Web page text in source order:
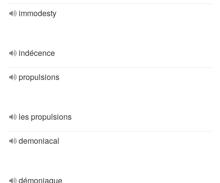
immodesty
indécence
propulsions
les propulsions
demoniacal
démoniaque